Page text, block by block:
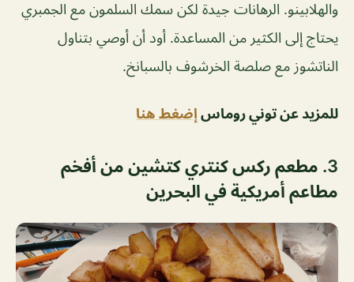
والهلابينو. الرهانات جيدة لكن سمك السلمون مع الجمبري
يحتاج إلى الكثير من المساعدة. أود أن أوصي بتناول
الناتشوز مع صلصة الخرشوف بالسبانخ.
للمزيد عن توني روماس إضغط هنا
3. مطعم ركس كنتري كتشين من أفخم
مطاعم أمريكية في البحرين